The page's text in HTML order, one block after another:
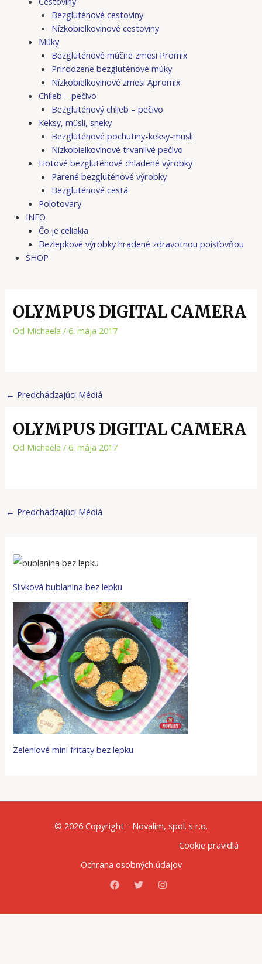
Bezgluténové cestoviny
Nízkobielkovinové cestoviny
Múky
Bezgluténové múčne zmesi Promix
Prirodzene bezgluténové múky
Nízkobielkovinové zmesi Apromix
Chlieb – pečivo
Bezgluténový chlieb – pečivo
Keksy, müsli, sneky
Bezgluténové pochutiny-keksy-müsli
Nízkobielkovinové trvanlivé pečivo
Hotové bezgluténové chladené výrobky
Parené bezgluténové výrobky
Bezgluténové cestá
Polotovary
INFO
Čo je celiakia
Bezlepkové výrobky hradené zdravotnou poisťovňou
SHOP
OLYMPUS DIGITAL CAMERA
Od Michaela/6. mája 2017
← Predchádzajúci Médiá
OLYMPUS DIGITAL CAMERA
Od Michaela/6. mája 2017
← Predchádzajúci Médiá
Slivková bublanina bez lepku
Zeleniové mini fritaty bez lepku
© 2026 Copyright - Novalim, spol. s r.o.
Cookie pravidlá
Ochrana osobných údajov